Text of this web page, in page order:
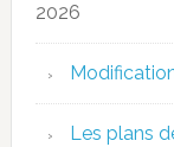
2026
Les plans